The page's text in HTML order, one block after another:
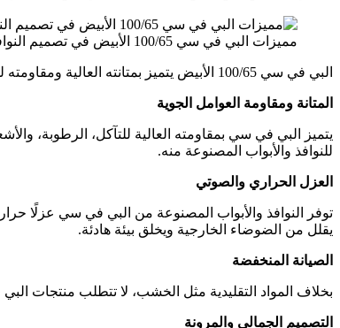
مميزات البي في سي 100/65 الأبيض في تصميم النوافذ والأبواب
البي في سي 100/65 الأبيض يتميز بمتانته العالية ومقاومته للعوامل البيئية، مما يجعله خيارًا مثاليًا للنوافذ والأبواب. كما يوفر عزلًا حراريًا وصوتيًا مميزًا، مع تصاميم جمالية تناسب جميع الأنماط المعمارية.
المتانة ومقاومة العوامل الجوية
يتميز البي في سي بمقاومته العالية للتآكل، الرطوبة،
للنوافذ والأبواب المصنوعة منه.
العزل الحراري والصوتي
توفر النوافذ والأبواب المصنوعة من البي في سي عزلًا
يقلل من الضوضاء الخارجية ويخلق بيئة هادئة.
الصيانة المنخفضة
بخلاف المواد التقليدية مثل الخشب، لا تتطلب منتجات
التصميم الجمالي والمرونة